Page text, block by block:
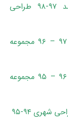
دانلود سوالات آزمون کارشناسی ارشد ۹۷-۹۸ طراحی
دانلود سوالات آزمون کارشناسی ارشد ۹۷ – ۹۶ مجموعه
دانلود سوالات آزمون کارشناسی ارشد ۹۶ – ۹۵ مجموعه
شهری ۹۴-۹۵